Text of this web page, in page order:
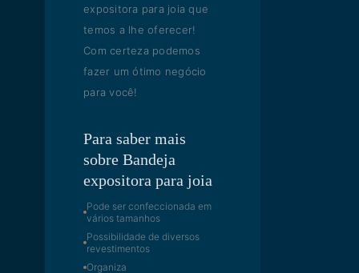
expositora para joia que
temos a lhe oferecer!
Com certeza podemos
fazer um ótimo negócio
para você!
Para saber mais
sobre Bandeja
expositora para joia
Pode ser confeccionada em
vários tamanhos
Possibilidade de diversos
revestimentos
Organiza